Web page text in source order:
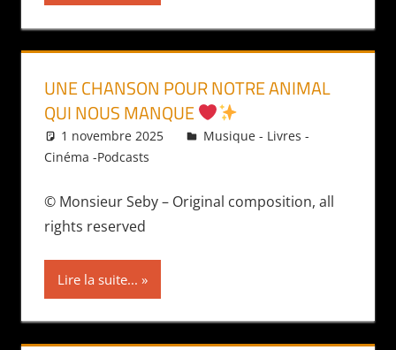
UNE CHANSON POUR NOTRE ANIMAL
QUI NOUS MANQUE
1 novembre 2025 Daniel
Musique - Livres -
Cinéma -Podcasts
© Monsieur Seby – Original composition, all
rights reserved
Lire la suite...